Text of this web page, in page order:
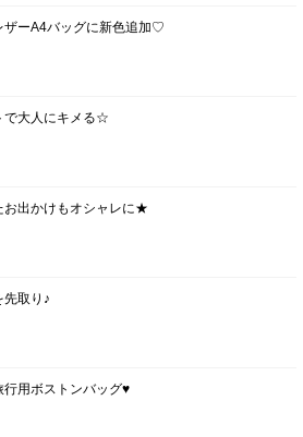
ザーA4バッグに新色追加♡
で大人にキメる☆
お出かけもオシャレに★
先取り♪
行用ボストンバッグ♥